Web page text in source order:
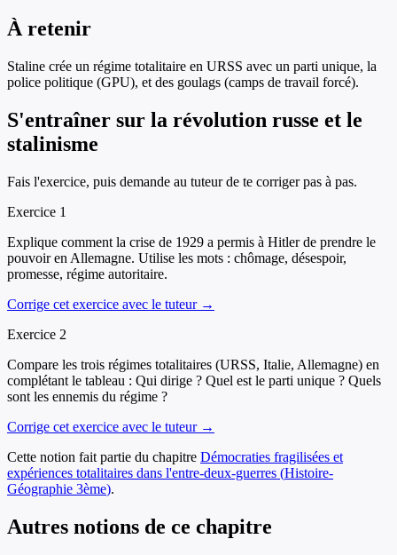
À retenir
Staline crée un régime totalitaire en URSS avec un parti unique, la
police politique (GPU), et des goulags (camps de travail forcé).
S'entraîner sur la révolution russe et le
stalinisme
Fais l'exercice, puis demande au tuteur de te corriger pas à pas.
Exercice 1
Explique comment la crise de 1929 a permis à Hitler de prendre le
pouvoir en Allemagne. Utilise les mots : chômage, désespoir,
promesse, régime autoritaire.
Corrige cet exercice avec le tuteur →
Exercice 2
Compare les trois régimes totalitaires (URSS, Italie, Allemagne) en
complétant le tableau : Qui dirige ? Quel est le parti unique ? Quels
sont les ennemis du régime ?
Corrige cet exercice avec le tuteur →
Cette notion fait partie du chapitre Démocraties fragilisées et
expériences totalitaires dans l'entre-deux-guerres (Histoire-
Géographie 3ème).
Autres notions de ce chapitre